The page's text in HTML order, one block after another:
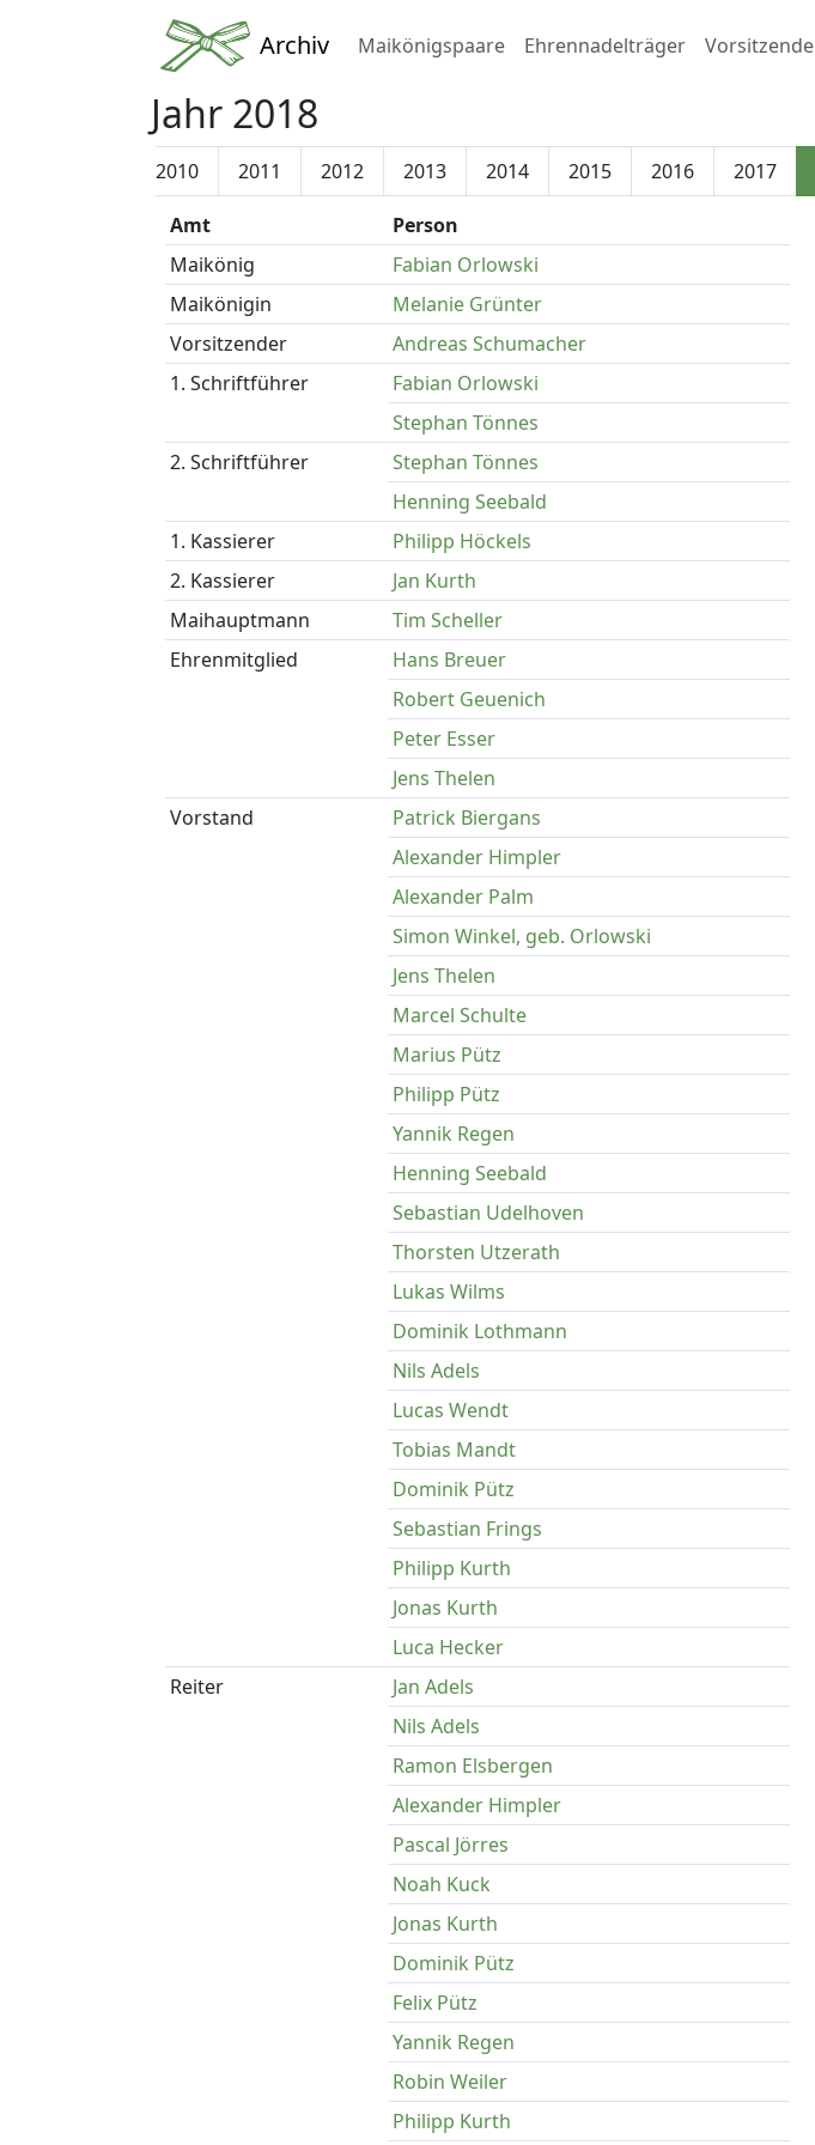
Archiv Maikönigspaare Ehrennadelträger Vorsitzende
Jahr 2018
2010 2011 2012 2013 2014 2015 2016 2017
Amt
Person
Maikönig
Fabian Orlowski
Maikönigin
Melanie Grünter
Vorsitzender
Andreas Schumacher
1. Schriftführer
Fabian Orlowski
Stephan Tönnes
2. Schriftführer
Stephan Tönnes
Henning Seebald
1. Kassierer
Philipp Höckels
2. Kassierer
Jan Kurth
Maihauptmann
Tim Scheller
Ehrenmitglied
Hans Breuer
Robert Geuenich
Peter Esser
Jens Thelen
Vorstand
Patrick Biergans
Alexander Himpler
Alexander Palm
Simon Winkel, geb. Orlowski
Jens Thelen
Marcel Schulte
Marius Pütz
Philipp Pütz
Yannik Regen
Henning Seebald
Sebastian Udelhoven
Thorsten Utzerath
Lukas Wilms
Dominik Lothmann
Nils Adels
Lucas Wendt
Tobias Mandt
Dominik Pütz
Sebastian Frings
Philipp Kurth
Jonas Kurth
Luca Hecker
Reiter
Jan Adels
Nils Adels
Ramon Elsbergen
Alexander Himpler
Pascal Jörres
Noah Kuck
Jonas Kurth
Dominik Pütz
Felix Pütz
Yannik Regen
Robin Weiler
Philipp Kurth